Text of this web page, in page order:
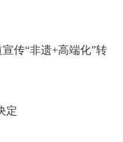
传“非遗+高端化”转
定